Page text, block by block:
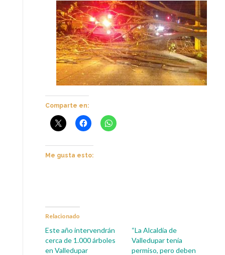
Comparte en:
Me gusta esto:
Relacionado
Este año intervendrán
cerca de 1.000 árboles
en Valledupar
“La Alcaldía de
Valledupar tenía
permiso, pero deben